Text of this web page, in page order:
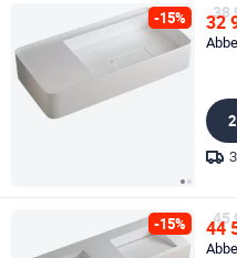
-15% 38
32
-15% 45
44